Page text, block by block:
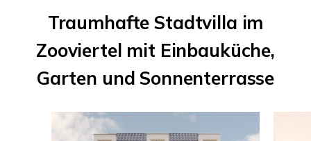
Traumhafte Stadtvilla im
Zooviertel mit Einbauküche,
Garten und Sonnenterrasse